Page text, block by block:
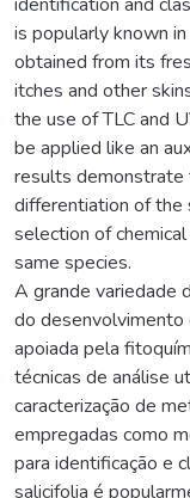
is popularly known
obtained from its
itches and other
the use of TLC and
be applied like an
results demonstrate
differentiation of the
selection of
same species.
A grande variedade
do desenvolvimento
apoiada pela
técnicas de análise
caracterização de
empregadas como
para identificação e
salicifolia é